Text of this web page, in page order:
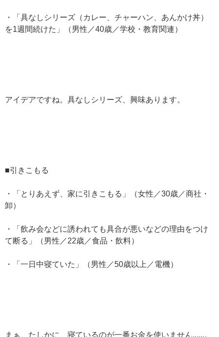
・「具なしシリーズ（カレー、チャーハン、あんかけ丼）
を1週間続けた」（男性／40歳／学校・教育関連）
アイデアですね。具なしシリーズ、興味あります。
■引きこもる
・「とりあえず、家に引きこもる」（女性／30歳／商社・
卸）
・「飲み会などに誘われても具合が悪いなどの理由をつけ
て断る」（男性／22歳／食品・飲料）
・「一日中寝ていた」（男性／50歳以上／電機）
まぁ、たしかに、寝ているのが一番お金を使いません......。